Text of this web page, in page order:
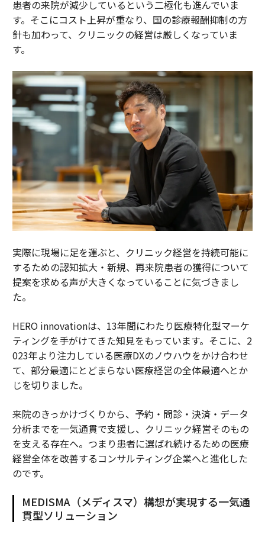
患者の来院が減少しているという二極化も進んでいま
す。そこにコスト上昇が重なり、国の診療報酬抑制の方
針も加わって、クリニックの経営は厳しくなっていま
す。
実際に現場に足を運ぶと、クリニック経営を持続可能に
するための認知拡大・新規、再来院患者の獲得について
提案を求める声が大きくなっていることに気づきまし
た。
HERO innovationは、13年間にわたり医療特化型マーケ
ティングを手がけてきた知見をもっています。そこに、2
023年より注力している医療DXのノウハウをかけ合わせ
て、部分最適にとどまらない医療経営の全体最適へとか
じを切りました。
来院のきっかけづくりから、予約・問診・決済・データ
分析までを一気通貫で支援し、クリニック経営そのもの
を支える存在へ。つまり患者に選ばれ続けるための医療
経営全体を改善するコンサルティング企業へと進化した
のです。
MEDISMA（メディスマ）構想が実現する一気通
貫型ソリューション